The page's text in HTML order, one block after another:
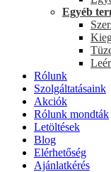
Egyéb
Rólunk
Szolgáltatásaink
Akciók
Rólunk mondták
Letöltések
Blog
Elérhetőség
Ajánlatkérés